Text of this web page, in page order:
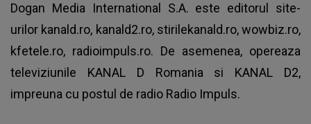
Dogan Media International S.A. este editorul site-
urilor kanald.ro, kanald2.ro, stirilekanald.ro, wowbiz.ro,
kfetele.ro, radioimpuls.ro. De asemenea, opereaza
televiziunile KANAL D Romania si KANAL D2,
impreuna cu postul de radio Radio Impuls.